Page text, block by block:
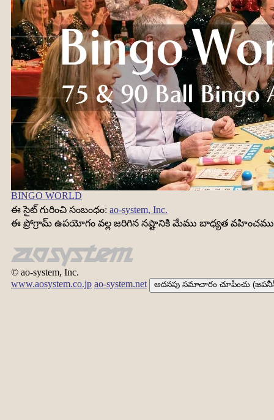
BINGO WORLD
ఈ సైట్ గురించి సంబంధం: ao-system, Inc.
ఈ ప్రోగ్రామ్ ఉపయోగం వల్ల జరిగిన నష్టానికి మేము బాధ్యత
© ao-system, Inc.
www.aosystem.co.jp ao-system.net అదనపు సమాచారం చూపించు